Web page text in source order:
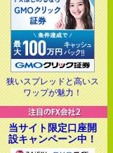
狭いスプレッドと高いス
ワップが魅力！
当サイト限定口座開
設キャンペーン中！